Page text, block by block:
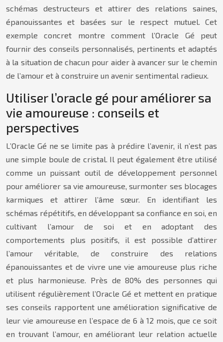
schémas destructeurs et attirer des relations saines,
épanouissantes et basées sur le respect mutuel. Cet
exemple concret montre comment l’Oracle Gé peut
fournir des conseils personnalisés, pertinents et adaptés
à la situation de chacun pour aider à avancer sur le chemin
de l’amour et à construire un avenir sentimental radieux.
Utiliser l’oracle gé pour améliorer sa
vie amoureuse : conseils et
perspectives
L’Oracle Gé ne se limite pas à prédire l’avenir, il n’est pas
une simple boule de cristal. Il peut également être utilisé
comme un puissant outil de développement personnel
pour améliorer sa vie amoureuse, surmonter ses blocages
karmiques et attirer l’âme sœur. En identifiant les
schémas répétitifs, en développant sa confiance en soi, en
cultivant l’amour de soi et en adoptant des
comportements plus positifs, il est possible d’attirer
l’amour véritable, de construire des relations
épanouissantes et de vivre une vie amoureuse plus riche
et plus harmonieuse. Près de 80% des personnes qui
utilisent régulièrement l’Oracle Gé et mettent en pratique
ses conseils rapportent une amélioration significative de
leur vie amoureuse en l’espace de 6 à 12 mois, que ce soit
en trouvant l’amour, en améliorant leur relation actuelle